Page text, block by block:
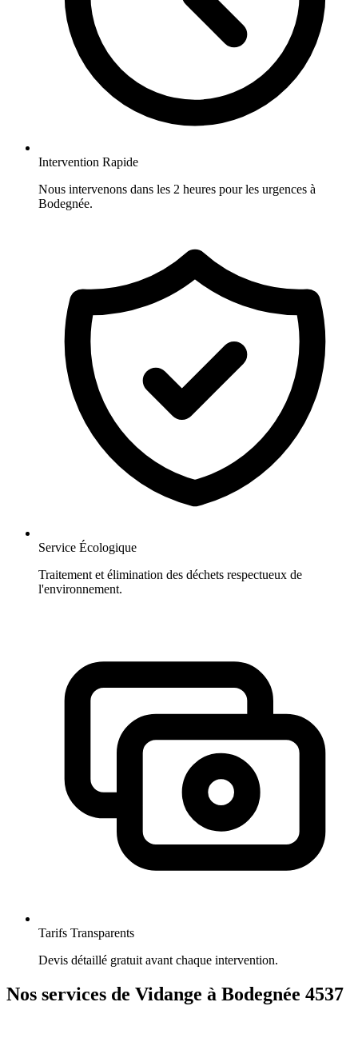
Intervention Rapide
Nous intervenons dans les 2 heures pour les urgences à
Bodegnée.
Service Écologique
Traitement et élimination des déchets respectueux de
l'environnement.
Tarifs Transparents
Devis détaillé gratuit avant chaque intervention.
Nos services de Vidange à Bodegnée 4537